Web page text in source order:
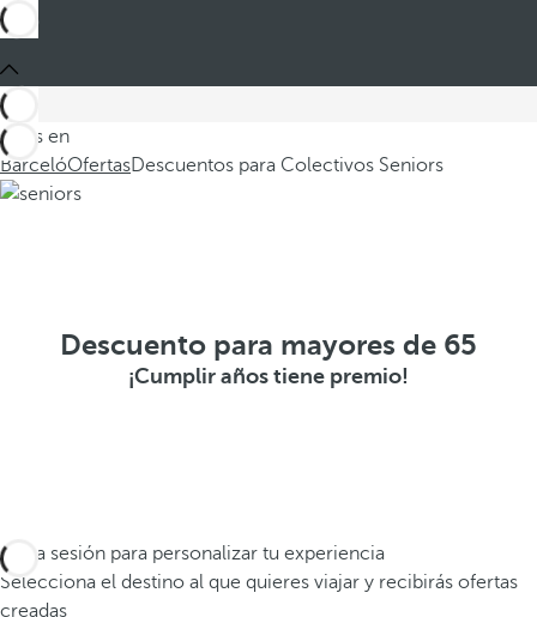
Estás en
BarcelóOfertasDescuentos para Colectivos Seniors
Descuento para mayores de 65
¡Cumplir años tiene premio!
Inicia sesión para personalizar tu experiencia
Selecciona el destino al que quieres viajar y recibirás ofertas
creadas